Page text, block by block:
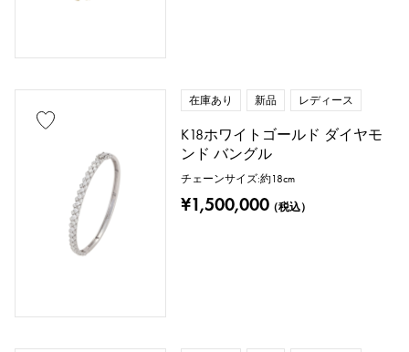
在庫あり 新品 レディース
K18ホワイトゴールド ダイヤモ
ンド バングル
チェーンサイズ:約18cm
¥1,500,000（税込）